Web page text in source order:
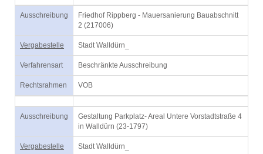
Ausschreibung
Friedhof Rippberg - Mauersanierung Bauabschnitt
2 (217006)
Vergabestelle Stadt Walldürn_
Verfahrensart Beschränkte Ausschreibung
Rechtsrahmen VOB
Ausschreibung
Gestaltung Parkplatz- Areal Untere Vorstadtstraße 4
in Walldürn (23-1797)
Vergabestelle Stadt Walldürn_